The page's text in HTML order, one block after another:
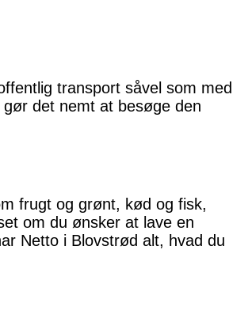
transport såvel som med
det nemt at besøge den
frugt og grønt, kød og fisk,
om du ønsker at lave en
Netto i Blovstrød alt, hvad du